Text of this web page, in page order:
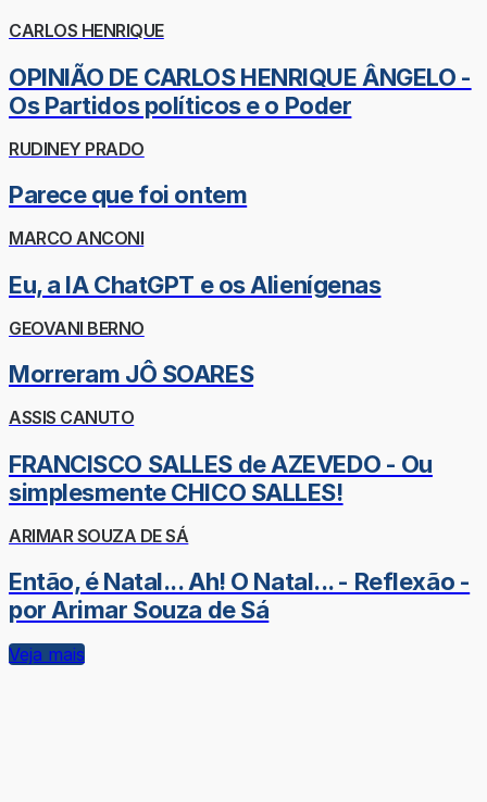
CARLOS HENRIQUE
OPINIÃO DE CARLOS HENRIQUE ÂNGELO -
Os Partidos políticos e o Poder
RUDINEY PRADO
Parece que foi ontem
MARCO ANCONI
Eu, a IA ChatGPT e os Alienígenas
GEOVANI BERNO
Morreram JÔ SOARES
ASSIS CANUTO
FRANCISCO SALLES de AZEVEDO - Ou
simplesmente CHICO SALLES!
ARIMAR SOUZA DE SÁ
Então, é Natal... Ah! O Natal... - Reflexão -
por Arimar Souza de Sá
Veja mais